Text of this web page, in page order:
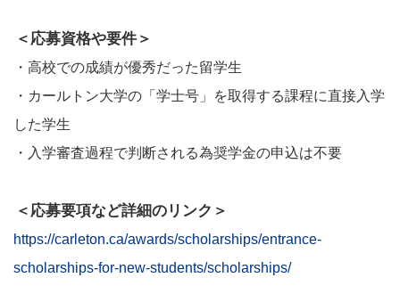
＜応募資格や要件＞
・高校での成績が優秀だった留学生
・カールトン大学の「学士号」を取得する課程に直接入学
した学生
・入学審査過程で判断される為奨学金の申込は不要
＜応募要項など詳細のリンク＞
https://carleton.ca/awards/scholarships/entrance-
scholarships-for-new-students/scholarships/